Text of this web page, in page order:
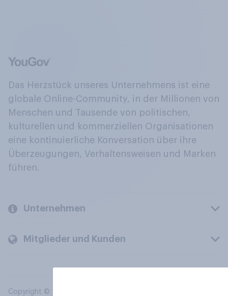
Das Herzstück unseres Unternehmens ist eine
globale Online-Community, in der Millionen von
Menschen und Tausende von politischen,
kulturellen und kommerziellen Organisationen
eine kontinuierliche Konversation über ihre
Überzeugungen, Verhaltensweisen und Marken
führen.
Unternehmen
Mitglieder und Kunden
Copyright © 2026 YouGov PLC. Alle Rechte vorbehalten.